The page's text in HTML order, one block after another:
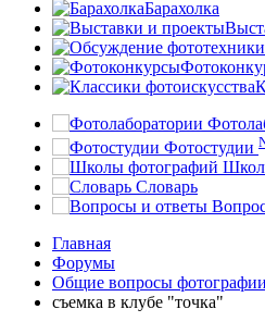
Барахолка
Фотостудии
Словарь
Главная
Форумы
Общие вопросы фотографии
съемка в клубе "точка"